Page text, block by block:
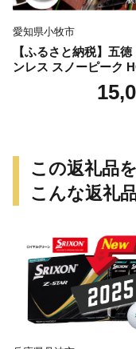
愛知県小牧市
【ふるさと納税】五徳
ンレス スノーピーク
&CAMP バーナー専用
五徳 軽量 変形しにく
キャンプ 送料無料
この返礼品
こんな返礼